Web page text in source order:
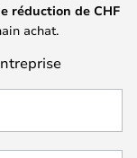
réduction de CHF
achat.